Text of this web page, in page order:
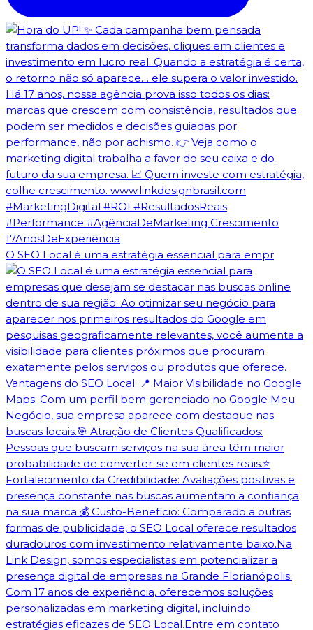
O SEO Local é uma estratégia essencial para empr